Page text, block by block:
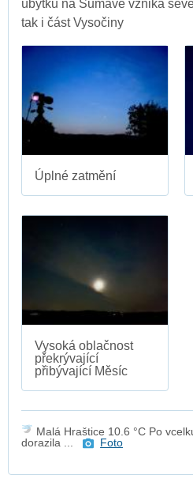
úbytku na Šumavě vzniká
tak i část Vysočiny
Úplné zatmění
Vysoká oblačnost
překrývající
přibývající Měsíc
Malá Hraštice 10.6 °C Po
dorazila ...
Foto